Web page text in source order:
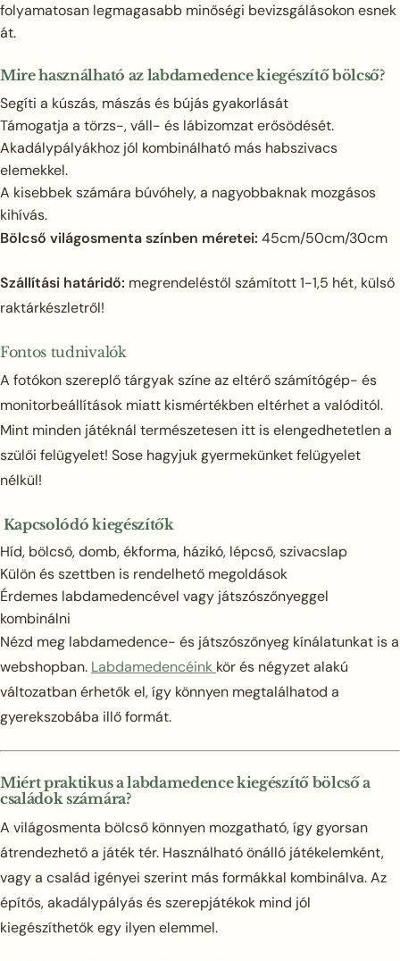
folyamatosan legmagasabb minőségi bevizsgálásokon esnek
át.
Mire használható az labdamedence kiegészítő bölcső?
Segíti a kúszás, mászás és bújás gyakorlását
Támogatja a törzs-, váll- és lábizomzat erősödését.
Akadálypályákhoz jól kombinálható más habszivacs
elemekkel.
A kisebbek számára búvóhely, a nagyobbaknak mozgásos
kihívás.
Bölcső világosmenta színben méretei: 45cm/50cm/30cm
Szállítási határidő: megrendeléstől számított 1-1,5 hét, külső
raktárkészletről!
Fontos tudnivalók
A fotókon szereplő tárgyak színe az eltérő számítógép- és
monitorbeállítások miatt kismértékben eltérhet a valóditól.
Mint minden játéknál természetesen itt is elengedhetetlen a
szülői felügyelet! Sose hagyjuk gyermekünket felügyelet
nélkül!
Kapcsolódó kiegészítők
Híd, bölcső, domb, ékforma, házikó, lépcső, szivacslap
Külön és szettben is rendelhető megoldások
Érdemes labdamedencével vagy játszószőnyeggel
kombinálni
Nézd meg labdamedence- és játszószőnyeg kínálatunkat is a
webshopban. Labdamedencéink kör és négyzet alakú
változatban érhetők el, így könnyen megtalálhatod a
gyerekszobába illő formát.
Miért praktikus a labdamedence kiegészítő bölcső a
családok számára?
A világosmenta bölcső könnyen mozgatható, így gyorsan
átrendezhető a játék tér. Használható önálló játékelemként,
vagy a család igényei szerint más formákkal kombinálva. Az
építős, akadálypályás és szerepjátékok mind jól
kiegészíthetők egy ilyen elemmel.